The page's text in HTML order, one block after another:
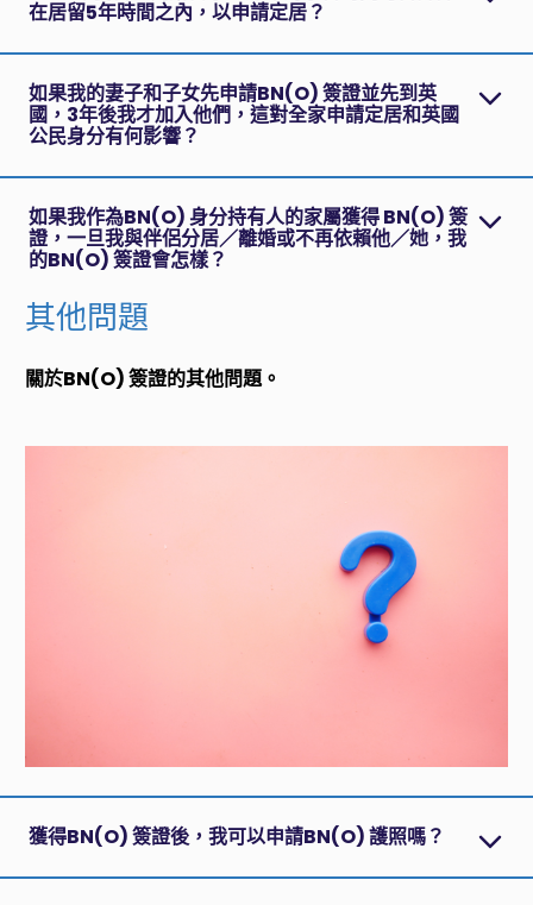
在居留5年時間之內，以申請定居？
如果我的妻子和子女先申請BN(O) 簽證並先到英
國，3年後我才加入他們，這對全家申請定居和英國
公民身分有何影響？
如果我作為BN(O) 身分持有人的家屬獲得 BN(O) 簽
證，一旦我與伴侶分居／離婚或不再依賴他／她，我
的BN(O) 簽證會怎樣？
其他問題
關於BN(O) 簽證的其他問題。
獲得BN(O) 簽證後，我可以申請BN(O) 護照嗎？